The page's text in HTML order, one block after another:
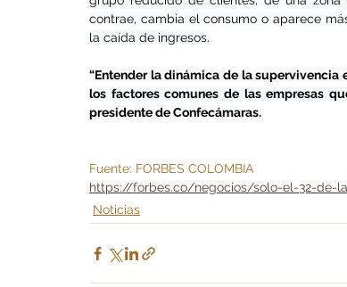
contrae, cambia el consumo o aparece
la caída de ingresos.
“Entender la dinámica de la
los factores comunes de las empresas
presidente de Confecámaras.
Fuente: FORBES COLOMBIA
https://forbes.co/negocios/solo-el-32-de-
Noticias